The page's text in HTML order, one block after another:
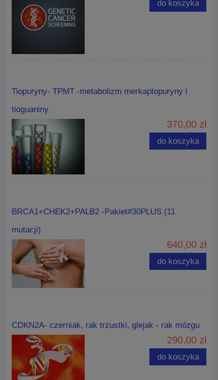
do koszyka
Tiopuryny- TPMT -metabolizm merkaptopuryny i
tioguaniny
370,00 zł
do koszyka
BRCA1+CHEK2+PALB2 -Pakiet#30PLUS (11
mutacji)
640,00 zł
do koszyka
CDKN2A- czerniak, rak trzustki, glejak - rak mózgu
290,00 zł
do koszyka